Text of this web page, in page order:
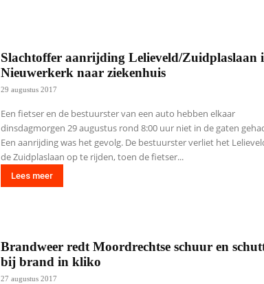
Slachtoffer aanrijding Lelieveld/Zuidplaslaan
Nieuwerkerk naar ziekenhuis
29 augustus 2017
Een fietser en de bestuurster van een auto hebben elkaar
dinsdagmorgen 29 augustus rond 8:00 uur niet in de gaten
Een aanrijding was het gevolg. De bestuurster verliet het Lelieveld om
de Zuidplaslaan op te rijden, toen de fietser...
Lees meer
Brandweer redt Moordrechtse schuur en
bij brand in kliko
27 augustus 2017